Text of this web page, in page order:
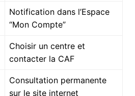
Notification dans l’Espace
“Mon Compte”
Choisir un centre et
contacter la CAF
Consultation permanente
sur le site internet